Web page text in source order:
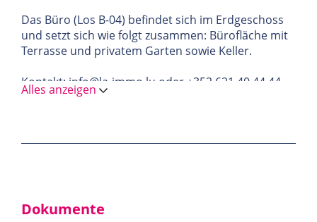
Das Büro (Los B-04) befindet sich im Erdgeschoss
und setzt sich wie folgt zusammen: Bürofläche mit
Terrasse und privatem Garten sowie Keller.
Kontakt: info@la-immo.lu oder +352 621 40 44 44
Alles anzeigen
Dokumente